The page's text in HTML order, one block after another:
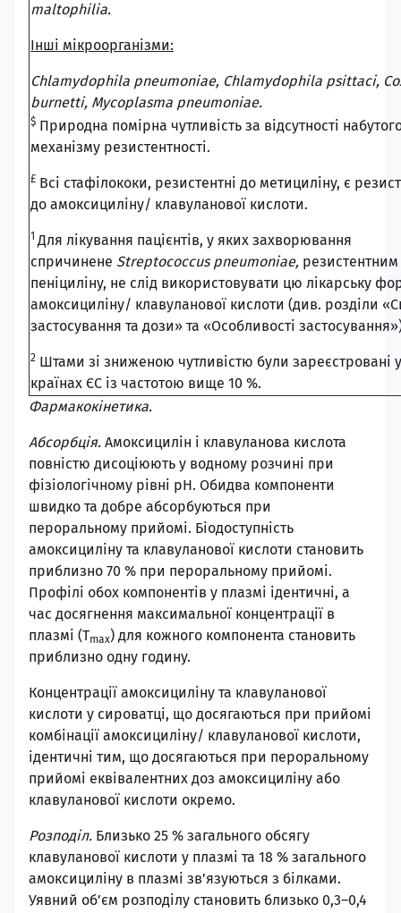
maltophilia.
Інші мікроорганізми:
Chlamydophila pneumoniae, Chlamydophila psittaci,
burnetti, Mycoplasma pneumoniae.
$ Природна помірна чутливість за відсутності
механізму резистентності.
£ Всі стафілококи, резистентні до метициліну, є
до амоксициліну/ клавуланової кислоти.
1 Для лікування пацієнтів, у яких захворювання
спричинене Streptococcus pneumoniae,
пеніциліну, не слід використовувати цю лікарську
амоксициліну/ клавуланової кислоти (див. розділи
застосування та дози» та «Особливості
2 Штами зі зниженою чутливістю були зареєстровані
країнах ЄС із частотою вище 10 %.
Фармакокінетика.
Абсорбція. Амоксицилін і клавуланова кислота
повністю дисоціюють у водному розчині при
фізіологічному рівні рН. Обидва компоненти
швидко та добре абсорбуються при
пероральному прийомі. Біодоступність
амоксициліну та клавуланової кислоти становить
приблизно 70 % при пероральному прийомі.
Профілі обох компонентів у плазмі ідентичні, а
час досягнення максимальної концентрації в
плазмі (Tmax) для кожного компонента становить
приблизно одну годину.
Концентрації амоксициліну та клавуланової
кислоти у сироватці, що досягаються при прийомі
комбінації амоксициліну/ клавуланової кислоти,
ідентичні тим, що досягаються при пероральному
прийомі еквівалентних доз амоксициліну або
клавуланової кислоти окремо.
Розподіл. Близько 25 % загального обсягу
клавуланової кислоти у плазмі та 18 % загального
амоксициліну в плазмі зв’язуються з білками.
Уявний об’єм розподілу становить близько 0,3–0,4